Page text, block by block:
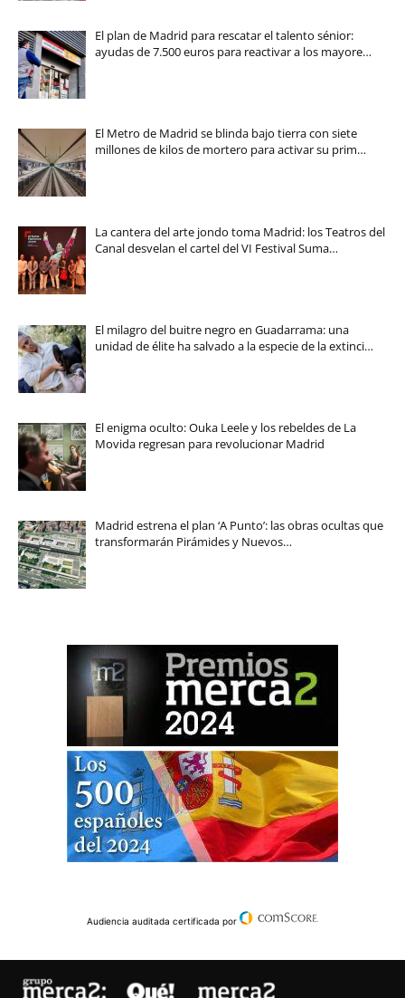
El plan de Madrid para rescatar el talento sénior:
ayudas de 7.500 euros para reactivar a los mayore…
El Metro de Madrid se blinda bajo tierra con siete
millones de kilos de mortero para activar su prim…
La cantera del arte jondo toma Madrid: los Teatros del
Canal desvelan el cartel del VI Festival Suma…
El milagro del buitre negro en Guadarrama: una
unidad de élite ha salvado a la especie de la extinci…
El enigma oculto: Ouka Leele y los rebeldes de La
Movida regresan para revolucionar Madrid
Madrid estrena el plan ‘A Punto’: las obras ocultas que
transformarán Pirámides y Nuevos…
Audiencia auditada certificada por